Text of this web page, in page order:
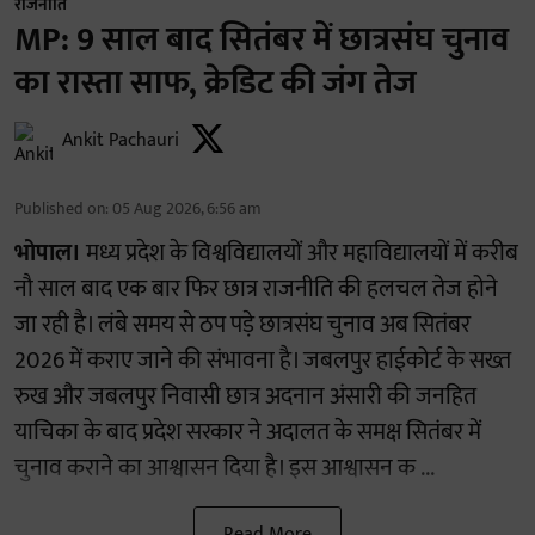
MP: 9 साल बाद सितंबर में छात्रसंघ चुनाव
का रास्ता साफ, क्रेडिट की जंग तेज
Ankit Pachauri
Published on: 05 Aug 2026, 6:56 am
भोपाल। मध्य प्रदेश के विश्वविद्यालयों और महाविद्यालयों में करीब
नौ साल बाद एक बार फिर छात्र राजनीति की हलचल तेज होने
जा रही है। लंबे समय से ठप पड़े छात्रसंघ चुनाव अब सितंबर
2026 में कराए जाने की संभावना है। जबलपुर हाईकोर्ट के सख्त
रुख और जबलपुर निवासी छात्र अदनान अंसारी की जनहित
याचिका के बाद प्रदेश सरकार ने अदालत के समक्ष सितंबर में
चुनाव कराने का आश्वासन दिया है। इस आश्वासन क ...